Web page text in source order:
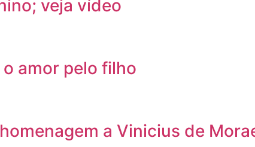
veja vídeo
amor pelo filho
a Vinicius de